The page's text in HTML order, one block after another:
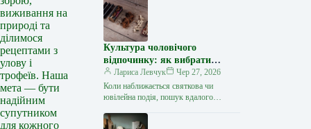
виживання на
природі та
ділимося
рецептами з
улову і
трофеїв. Наша
мета — бути
надійним
супутником
для кожного
чи гідроциклом відкриває нові
горизонти…
Культура чоловічого
відпочинку: як вибрати
стильний та корисний
подарунок
Лариса Левчук
Чер 27, 2026
Коли наближається святкова чи
ювілейна подія, пошук вдалого
близької людини нерідко